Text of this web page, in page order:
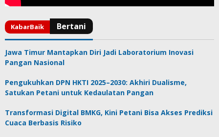
Jawa Timur Mantapkan Diri Jadi Laboratorium Inovasi
Pangan Nasional
Pengukuhkan DPN HKTI 2025–2030: Akhiri Dualisme,
Satukan Petani untuk Kedaulatan Pangan
Transformasi Digital BMKG, Kini Petani Bisa Akses Prediksi
Cuaca Berbasis Risiko